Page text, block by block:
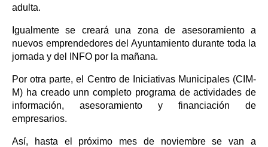
adulta.
Igualmente se creará una zona de asesoramiento a
nuevos emprendedores del Ayuntamiento durante toda la
jornada y del INFO por la mañana.
Por otra parte, el Centro de Iniciativas Municipales (CIM-
M) ha creado unn completo programa de actividades de
información, asesoramiento y financiación de
empresarios.
Así, hasta el próximo mes de noviembre se van a